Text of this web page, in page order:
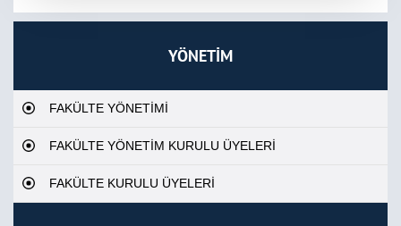
YÖNETİM
FAKÜLTE YÖNETİMİ
FAKÜLTE YÖNETİM KURULU ÜYELERİ
FAKÜLTE KURULU ÜYELERİ